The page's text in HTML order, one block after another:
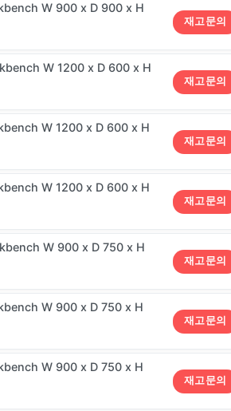
W 900 x D 900 x H
재고문의
W 1200 x D 600 x H
재고문의
W 1200 x D 600 x H
재고문의
W 1200 x D 600 x H
재고문의
W 900 x D 750 x H
재고문의
W 900 x D 750 x H
재고문의
W 900 x D 750 x H
재고문의